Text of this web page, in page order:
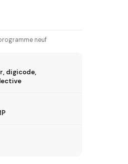
2029
neuf
digicode,